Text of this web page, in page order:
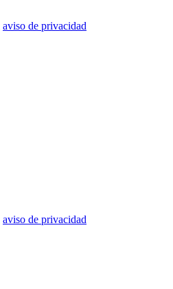
aviso de privacidad
aviso de privacidad